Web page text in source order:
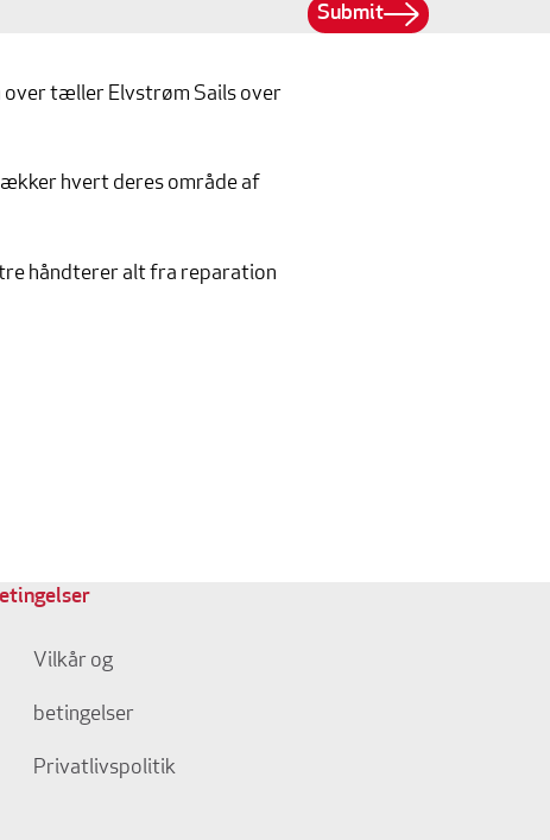
Submit
over tæller Elvstrøm Sails over
hvert deres område af
tre håndterer alt fra reparation
Vilkår og
betingelser
Privatlivspolitik